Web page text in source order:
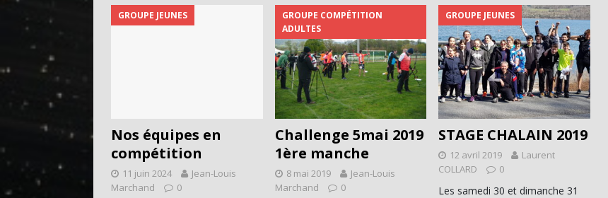
GROUPE JEUNES
Nos équipes en
compétition
11 juin 2024
Jean-Louis
Marchand
0
GROUPE COMPÉTITION
ADULTES
Challenge 5mai 2019
1ère manche
8 mai 2019
Jean-Louis
Marchand
0
GROUPE JEUNES
STAGE CHALAIN 2019
12 avril 2019
Laurent
COLLARD
0
Les samedi 30 et dimanche 31